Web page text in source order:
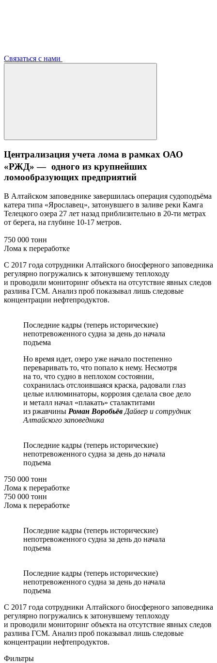
Связаться с нами
Централизация учета лома в рамках ОАО
«РЖД» — одного из крупнейших
ломообразующих предприятий
В Алтайском заповеднике завершилась операция судоподъёма
катера типа «Ярославец», затонувшего в заливе реки Камга
Телецкого озера 27 лет назад приблизительно в 20-ти метрах
от берега, на глубине 10-17 метров.
750 000 тонн
Лома к переработке
С 2017 года сотрудники Алтайского биосферного заповедника
регулярно погружались к затонувшему теплоходу
и проводили мониторинг объекта на отсутствие явных следов
разлива ГСМ. Анализ проб показывал лишь следовые
концентрации нефтепродуктов.
Последние кадры (теперь исторические)
непотревоженного судна за день до начала
подъема
Но время идет, озеро уже начало постепенно
переваривать то, что попало к нему. Несмотря
на то, что судно в неплохом состоянии,
сохранилась отслоившаяся краска, радовали глаз
целые иллюминаторы, коррозия сделала свое дело
и металл начал «плакать» сталактитами
из ржавчины Роман Воробьёв Дайвер и сотрудник
Алтайского заповедника
Последние кадры (теперь исторические)
непотревоженного судна за день до начала
подъема
750 000 тонн
Лома к переработке
750 000 тонн
Лома к переработке
Последние кадры (теперь исторические)
непотревоженного судна за день до начала
подъема
Последние кадры (теперь исторические)
непотревоженного судна за день до начала
подъема
С 2017 года сотрудники Алтайского биосферного заповедника
регулярно погружались к затонувшему теплоходу
и проводили мониторинг объекта на отсутствие явных следов
разлива ГСМ. Анализ проб показывал лишь следовые
концентрации нефтепродуктов.
Фильтры